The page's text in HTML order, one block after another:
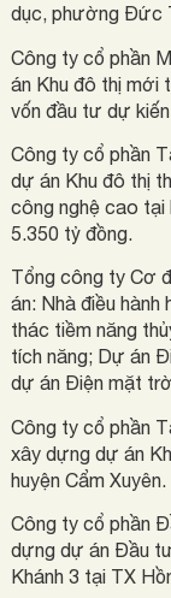
dục, phường Đức
Công ty cổ phần
án Khu đô thị mới
vốn đầu tư dự
Công ty cổ phần
dự án Khu đô thị
công nghệ cao tại
5.350 tỷ đồng.
Tổng công ty Cơ
án: Nhà điều
thác tiềm năng
tích năng; Dự án
dự án Điện mặt
Công ty cổ phần
xây dựng dự án
huyện Cẩm Xuyên.
Công ty cổ phần
dựng dự án Đầu
Khánh 3 tại TX